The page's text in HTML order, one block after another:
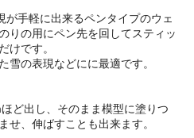
が手軽に出来るペンタイプのウェ
りの用にペン先を回してスティッ
けです。
雪の表現などにに最適です。
ど出し、そのまま模型に塗りつ
せ、伸ばすことも出来ます。